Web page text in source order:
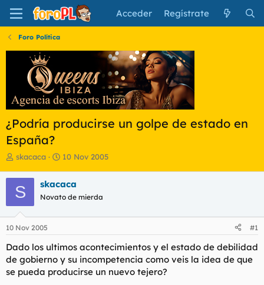
Acceder Regístrate
Foro Política
¿Podría producirse un golpe de estado en
España?
I
i
c
i
a
d
o
d
e
skacaca
F
h
a
e
i
c
i
10 Nov 2005
S skacaca
Novato de mierda
10 Nov 2005 #1
Dado los ultimos acontecimientos y el estado de debilidad
de gobierno y su incompetencia como veis la idea de que
se pueda producirse un nuevo tejero?